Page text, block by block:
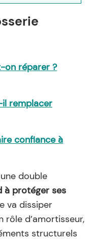
on réparer ?
remplacer
confiance à
double
à protéger ses
va dissiper
rôle d’amortisseur,
structurels